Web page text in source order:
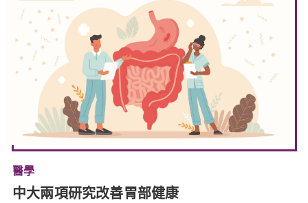
醫學
中大兩項研究改善胃部健康